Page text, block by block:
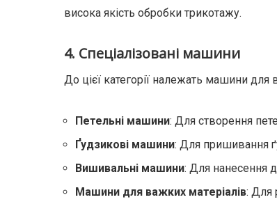
висока якість обробки трикотажу.
4. Спеціалізовані машини
До цієї категорії належать машини для
Петельні машини: Для створення
Ґудзикові машини: Для пришивання
Вишивальні машини: Для нанесення
Машини для важких матеріалів: Для